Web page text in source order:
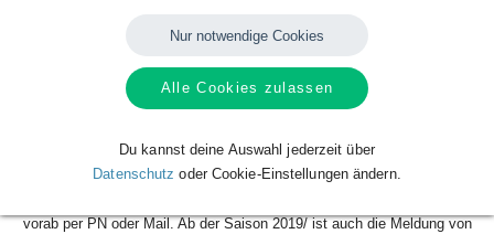
Der Atlético Erlangen e.V. wurde im Januar 2017 in Erlangen gegründet.
Derzeit sind wir mit zwei Herrenmannschaften in den Ligen des
Bayerischen Fußball Verbands aktiv. Seit Oktober 2018 spielt unsere
Futsal-Mannschaft in der Bayernliga. Atlético Erlangen ist offen für
80 Spieler aus 22 Ländern. Unser Training findet jeweils Dienstags und
Donnerstags um 19 Uhr beim FC Großdechsendorf statt. Das Futsal
vorab per PN oder Mail. Ab der Saison 2019/ ist auch die Meldung von
Nur notwendige Cookies
Alle Cookies zulassen
Du kannst deine Auswahl jederzeit über
Datenschutz oder Cookie-Einstellungen ändern.